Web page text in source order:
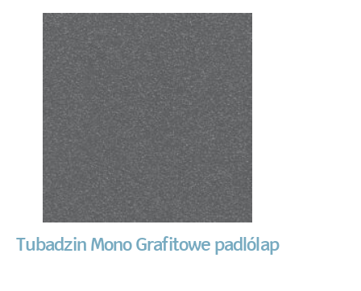
Tubadzin Mono Grafitowe padlólap